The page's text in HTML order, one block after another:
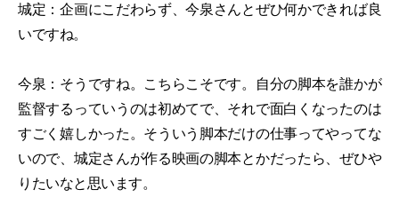
城定：企画にこだわらず、今泉さんとぜひ何かできれば良
いですね。
今泉：そうですね。こちらこそです。自分の脚本を誰かが
監督するっていうのは初めてで、それで面白くなったのは
すごく嬉しかった。そういう脚本だけの仕事ってやってな
いので、城定さんが作る映画の脚本とかだったら、ぜひや
りたいなと思います。